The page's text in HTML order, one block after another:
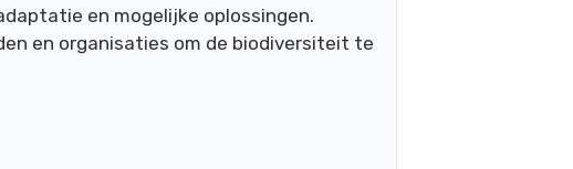
en mogelijke oplossingen.
en organisaties om de biodiversiteit te